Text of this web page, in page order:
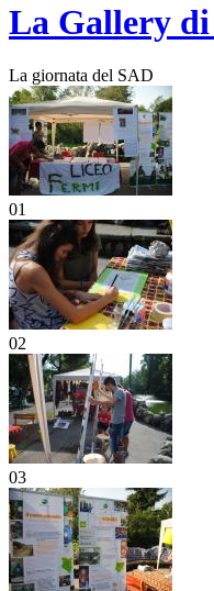
La Gallery
La giornata del SAD
01
02
03